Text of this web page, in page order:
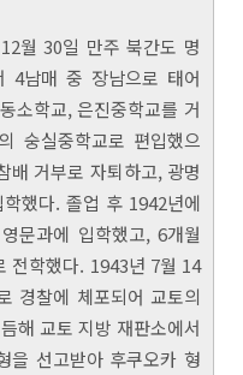
월 30일 만주 북간도 명
4남매 중 장남으로 태어
소학교, 은진중학교를 거
숭실중학교로 편입했으
배 거부로 자퇴하고, 광명
했다. 졸업 후 1942년에
문과에 입학했고, 6개월
전학했다. 1943년 7월 14
경찰에 체포되어 교토의
해 교토 지방 재판소에서
을 선고받아 후쿠오카 형